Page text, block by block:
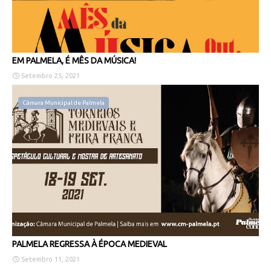
EM PALMELA, É MÊS DA MÚSICA!
Setembro 25, 2021
Câmara Municipal de Palmela
PALMELA REGRESSA À ÉPOCA MEDIEVAL
Setembro 11, 2021